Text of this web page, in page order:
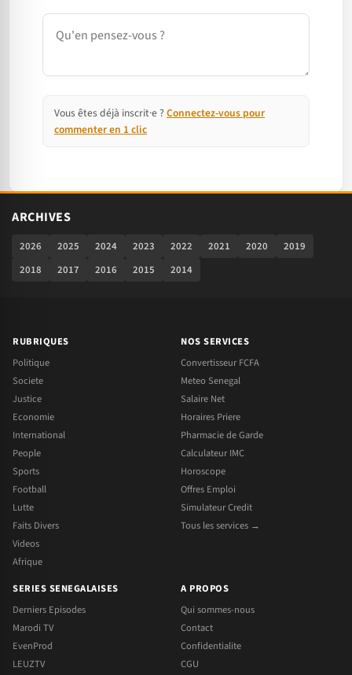
Commentaire
Vous êtes déjà inscrit·e ? Connectez-vous pour
commenter en 1 clic
ARCHIVES
2026 2025 2024 2023 2022 2021 2020
2019
2018
2017 2016 2015 2014
RUBRIQUES
Politique
Societe
Justice
Economie
International
People
Sports
Football
Lutte
Faits Divers
Videos
Afrique
NOS SERVICES
Convertisseur FCFA
Meteo Senegal
Salaire Net
Horaires Priere
Pharmacie de Garde
Calculateur IMC
Horoscope
Offres Emploi
Simulateur Credit
Tous les services →
SERIES SENEGALAISES
Derniers Episodes
Marodi TV
EvenProd
LEUZTV
A PROPOS
Qui sommes-nous
Contact
Confidentialite
CGU